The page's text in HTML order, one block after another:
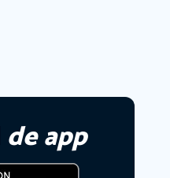
de app